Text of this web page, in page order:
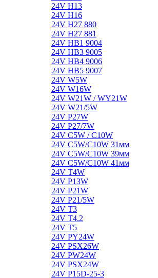
24V H13
24V H16
24V H27 880
24V H27 881
24V HB1 9004
24V HB3 9005
24V HB4 9006
24V HB5 9007
24V W5W
24V W16W
24V W21W / WY21W
24V W21/5W
24V P27W
24V P27/7W
24V C5W / C10W
24V C5W/C10W 31мм
24V C5W/C10W 39мм
24V C5W/C10W 41мм
24V T4W
24V P13W
24V P21W
24V P21/5W
24V T3
24V T4.2
24V T5
24V PY24W
24V PSX26W
24V PW24W
24V PSX24W
24V P15D-25-3